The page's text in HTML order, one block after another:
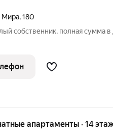
Мира,180
собственник, полная сумма
апартаменты · 14